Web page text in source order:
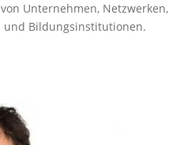
Unternehmen, Netzwerken,
und Bildungsinstitutionen.